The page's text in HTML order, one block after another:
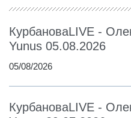
КурбановаLIVE -
Yunus 05.08.2026
05/08/2026
КурбановаLIVE -